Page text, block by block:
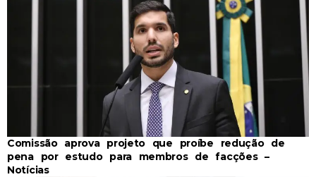
Comissão aprova projeto que proíbe redução de
pena por estudo para membros de facções –
Notícias